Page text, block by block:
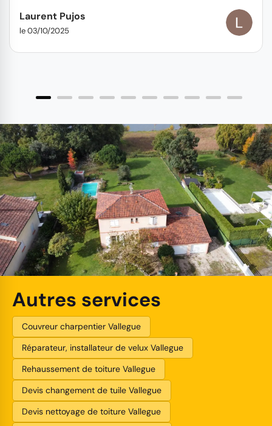
Laurent Pujos
le 03/10/2025
Autres services
Couvreur charpentier Vallegue
Réparateur, installateur de velux Vallegue
Rehaussement de toiture Vallegue
Devis changement de tuile Vallegue
Devis nettoyage de toiture Vallegue